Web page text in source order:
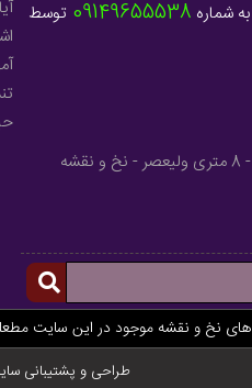
شماره 09149655538 توسط
آدرس : آذربایجان شرقی - شهرستان میانه - خیابان فرهنگ - 8 متری ولیعصر - نخ و نقشه
نخ و نقشه موجود در این سایت
طراحی و پشتیبانی